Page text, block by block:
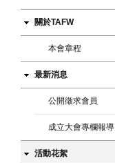
關於TAFW
本會章程
最新消息
公開徵求會員
成立大會專欄報導
活動花絮